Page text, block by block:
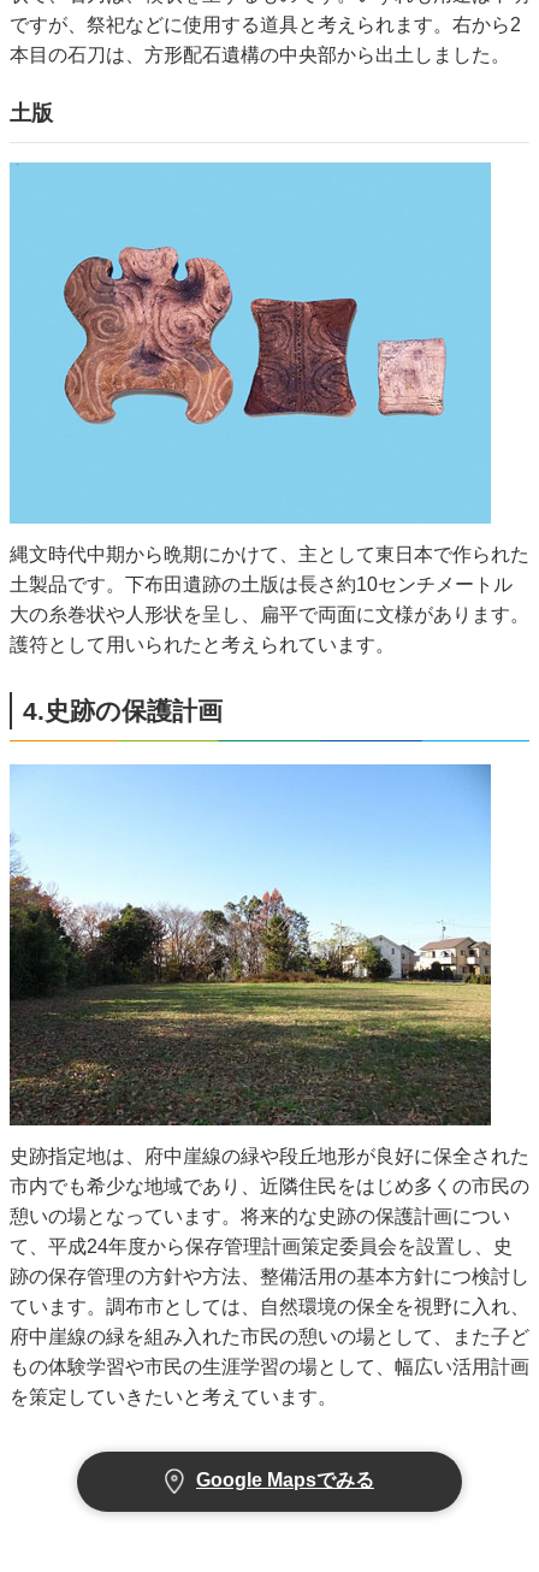
ですが、祭祀などに使用する道具と考えられます。右から2
本目の石刀は、方形配石遺構の中央部から出土しました。
土版
縄文時代中期から晩期にかけて、主として東日本で作られた
土製品です。下布田遺跡の土版は長さ約10センチメートル
大の糸巻状や人形状を呈し、扁平で両面に文様があります。
護符として用いられたと考えられています。
4.史跡の保護計画
史跡指定地は、府中崖線の緑や段丘地形が良好に保全された
市内でも希少な地域であり、近隣住民をはじめ多くの市民の
憩いの場となっています。将来的な史跡の保護計画につい
て、平成24年度から保存管理計画策定委員会を設置し、史
跡の保存管理の方針や方法、整備活用の基本方針につ検討し
ています。調布市としては、自然環境の保全を視野に入れ、
府中崖線の緑を組み入れた市民の憩いの場として、また子ど
もの体験学習や市民の生涯学習の場として、幅広い活用計画
を策定していきたいと考えています。
Google Mapsでみる